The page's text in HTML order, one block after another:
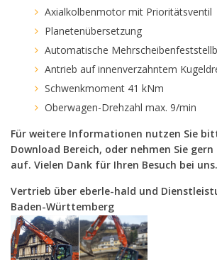
Axialkolbenmotor mit Prioritätsventil
Planetenübersetzung
Automatische
Antrieb auf innenverzahntem
Schwenkmoment 41 kNm
Oberwagen-Drehzahl max. 9/min
Für weitere Informationen nutzen Sie
Download Bereich, oder nehmen Sie
auf. Vielen Dank für Ihren Besuch bei uns.
Vertrieb über eberle-hald und
Baden-Württemberg